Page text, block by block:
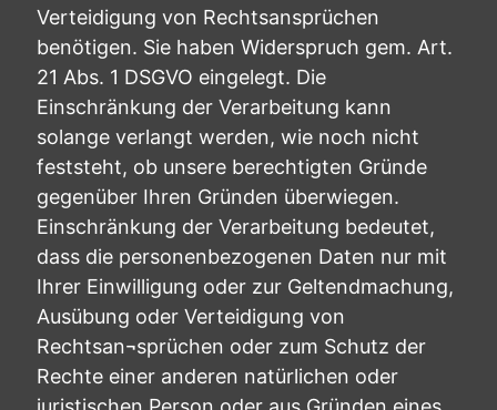
Verteidigung von Rechtsansprüchen
benötigen. Sie haben Widerspruch gem. Art.
21 Abs. 1 DSGVO eingelegt. Die
Einschränkung der Verarbeitung kann
solange verlangt werden, wie noch nicht
feststeht, ob unsere berechtigten Gründe
gegenüber Ihren Gründen überwiegen.
Einschränkung der Verarbeitung bedeutet,
dass die personenbezogenen Daten nur mit
Ihrer Einwilligung oder zur Geltendmachung,
Ausübung oder Verteidigung von
Rechtsan¬sprüchen oder zum Schutz der
Rechte einer anderen natürlichen oder